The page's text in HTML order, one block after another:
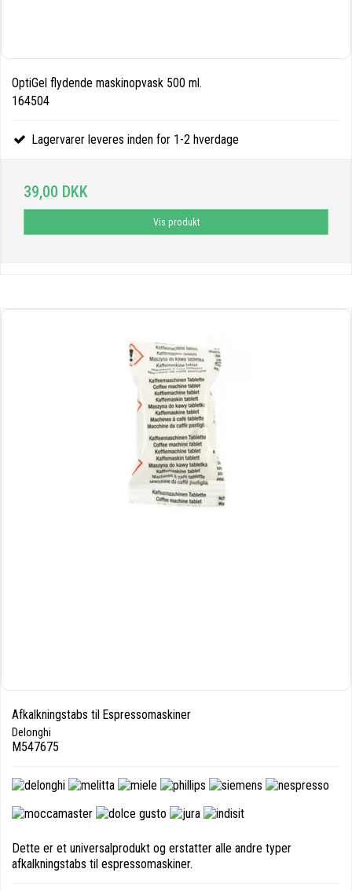
OptiGel flydende maskinopvask 500 ml.
164504
Lagervarer leveres inden for 1-2 hverdage
39,00 DKK
Vis produkt
Afkalkningstabs til Espressomaskiner
Delonghi
M547675
Dette er et universalprodukt og erstatter alle andre typer
afkalkningstabs til espressomaskiner.